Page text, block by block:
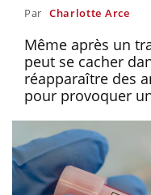
Par Charlotte Arce
Même après un
peut se cacher
réapparaître des
pour provoquer